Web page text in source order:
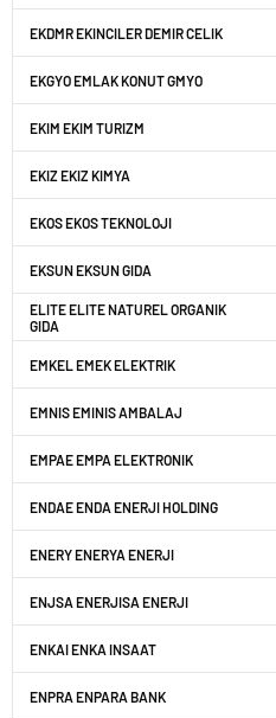
EKDMR EKINCILER DEMIR CELIK
EKGYO EMLAK KONUT GMYO
EKIM EKIM TURIZM
EKIZ EKIZ KIMYA
EKOS EKOS TEKNOLOJI
EKSUN EKSUN GIDA
ELITE ELITE NATUREL ORGANIK
GIDA
EMKEL EMEK ELEKTRIK
EMNIS EMINIS AMBALAJ
EMPAE EMPA ELEKTRONIK
ENDAE ENDA ENERJI HOLDING
ENERY ENERYA ENERJI
ENJSA ENERJISA ENERJI
ENKAI ENKA INSAAT
ENPRA ENPARA BANK